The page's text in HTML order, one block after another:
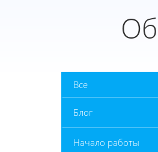
Все
Блог
Начало работы